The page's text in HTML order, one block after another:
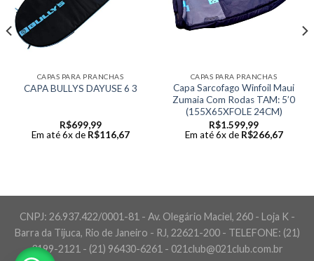
CAPAS PARA PRANCHAS
CAPA BULLYS DAYUSE 6 3
R$699,99
Em até 6x de R$116,67
CAPAS PARA PRANCHAS
Capa Sarcofago Winfoil Maui
Zumaia Com Rodas TAM: 5’0
(155X65XFOLE 24CM)
R$1.599,99
Em até 6x de R$266,67
CNPJ: 26.937.422/0001-81 - Av. Olegário Maciel, 260 - Loja K -
Barra da Tijuca, Rio de Janeiro - RJ, 22621-200 - TELEFONE: (21)
3199-2121 - (21) 96430-6261 - 021club@021club.com.br